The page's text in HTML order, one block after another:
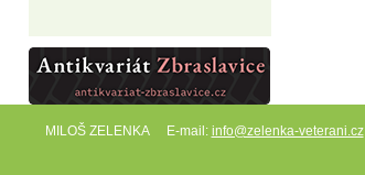
MILOŠ ZELENKA E-mail: info@zelenka-veterani.cz